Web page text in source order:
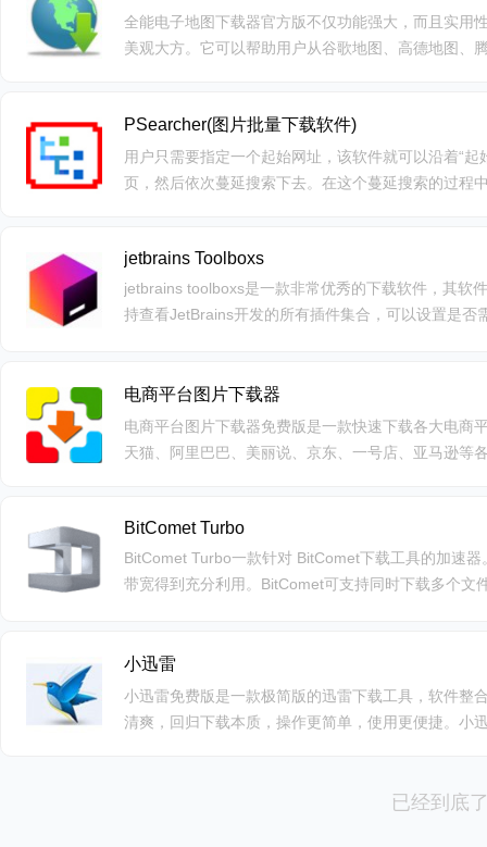
全能电子地图下载器官方版不仅功能强大，而且实用
美观大方。它可以帮助用户从谷歌地图、高德地图、
PSearcher(图片批量下载软件)
用户只需要指定一个起始网址，该软件就可以沿着“
页，然后依次蔓延搜索下去。在这个蔓延搜索的过程
jetbrains Toolboxs
jetbrains toolboxs是一款非常优秀的下载软件，其软
持查看JetBrains开发的所有插件集合，可以设置是否
电商平台图片下载器
电商平台图片下载器免费版是一款快速下载各大电商
天猫、阿里巴巴、美丽说、京东、一号店、亚马逊等
BitComet Turbo
BitComet Turbo一款针对 BitComet下载工具的加速
带宽得到充分利用。BitComet可支持同时下载多个文
小迅雷
小迅雷免费版是一款极简版的迅雷下载工具，软件整
清爽，回归下载本质，操作更简单，使用更便捷。小
已经到底